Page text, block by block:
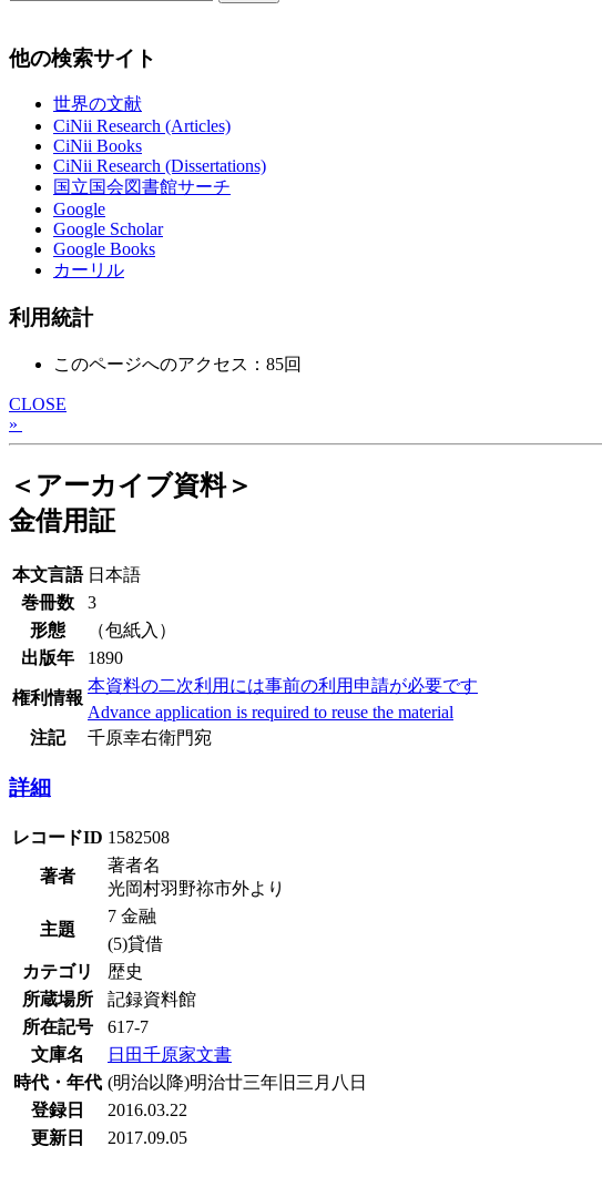
他の検索サイト
世界の文献
CiNii Research (Articles)
CiNii Books
CiNii Research (Dissertations)
国立国会図書館サーチ
Google
Google Scholar
Google Books
カーリル
利用統計
このページへのアクセス：85回
CLOSE
»
＜アーカイブ資料＞
金借用証
本文言語 日本語
巻冊数
3
形態
（包紙入）
出版年
1890
権利情報
本資料の二次利用には事前の利用申請が必要です
Advance application is required to reuse the material
注記
千原幸右衛門宛
詳細
レコードID 1582508
著者
著者名
光岡村羽野祢市外より
主題
7 金融
(5)貸借
カテゴリ
歴史
所蔵場所
記録資料館
所在記号
617-7
文庫名
日田千原家文書
時代・年代 (明治以降)明治廿三年旧三月八日
登録日
2016.03.22
更新日
2017.09.05